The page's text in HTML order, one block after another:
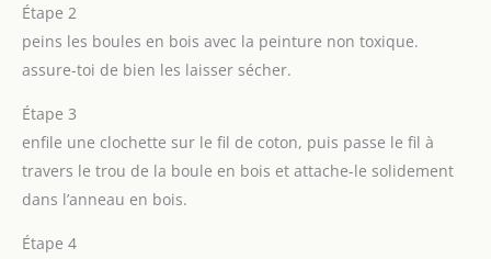
Étape 2
peins les boules en bois avec la peinture non toxique.
assure-toi de bien les laisser sécher.
Étape 3
enfile une clochette sur le fil de coton, puis passe le fil à
travers le trou de la boule en bois et attache-le solidement
dans l’anneau en bois.
Étape 4